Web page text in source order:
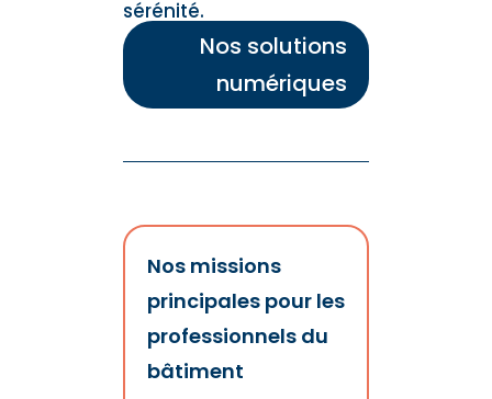
sérénité.
Nos solutions
numériques
Nos missions
principales pour les
professionnels du
bâtiment